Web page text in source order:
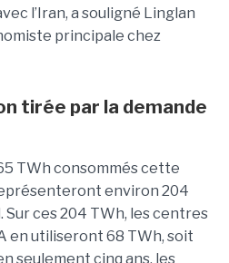
l’Iran, a souligné Linglan
principale chez
tirée par la demande
TWh consommés cette
environ 204
Sur ces 204 TWh, les centres
en utiliseront 68 TWh, soit
seulement cinq ans, les